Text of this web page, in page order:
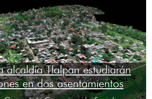
alcaldía Tlalpan estudiarán
en dos asentamientos
Next